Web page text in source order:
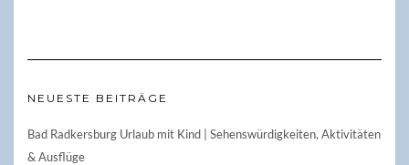
NEUESTE BEITRÄGE
Bad Radkersburg Urlaub mit Kind | Sehenswürdigkeiten, Aktivitäten
& Ausflüge